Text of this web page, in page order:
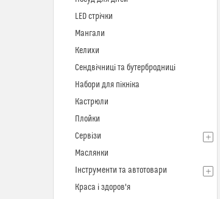
LED стрічки
Мангали
Келихи
Сендвічниці та бутербродниці
Набори для пікніка
Кастрюли
Плойки
Сервізи
Маслянки
Інструменти та автотовари
Краса і здоров'я